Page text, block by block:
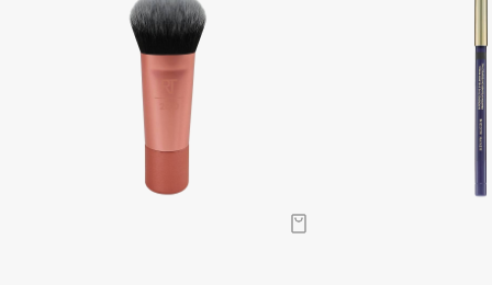
Boadicea The Victorious